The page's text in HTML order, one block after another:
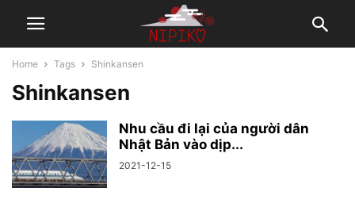
Home Tags Shinkansen
Shinkansen
Nhu cầu đi lại của người dân
Nhật Bản vào dịp...
2021-12-15